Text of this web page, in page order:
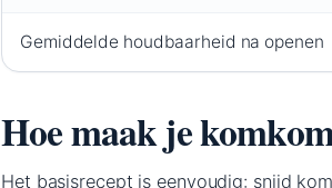
Gemiddelde houdbaarheid na openen
Hoe maak je
Het basisrecept is eenvoudig: snijd